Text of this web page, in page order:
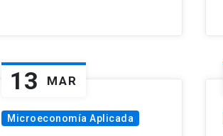
13 MAR
Microeconomía Aplicada